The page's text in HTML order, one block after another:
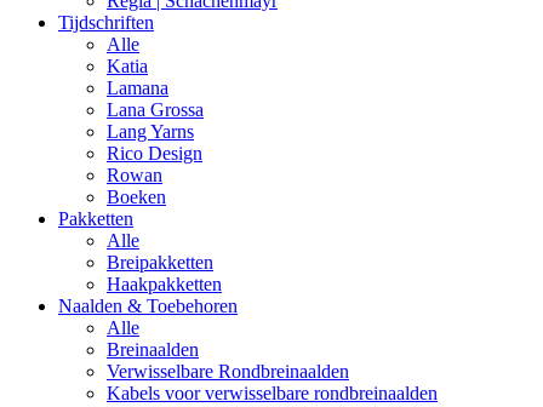
Tijdschriften
Alle
Katia
Lamana
Lana Grossa
Lang Yarns
Rico Design
Rowan
Boeken
Pakketten
Alle
Breipakketten
Haakpakketten
Naalden & Toebehoren
Alle
Breinaalden
Verwisselbare Rondbreinaalden
Kabels voor verwisselbare rondbreinaalden